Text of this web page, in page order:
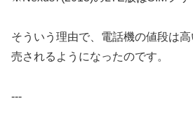
そういう理由で、電話機の値段は
売されるようになったのです。
---